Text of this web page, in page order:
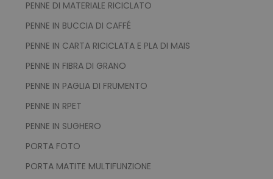
PENNE DI MATERIALE RICICLATO
PENNE IN BUCCIA DI CAFFÉ
PENNE IN CARTA RICICLATA E PLA DI MAIS
PENNE IN FIBRA DI GRANO
PENNE IN PAGLIA DI FRUMENTO
PENNE IN RPET
PENNE IN SUGHERO
PORTA FOTO
PORTA MATITE MULTIFUNZIONE